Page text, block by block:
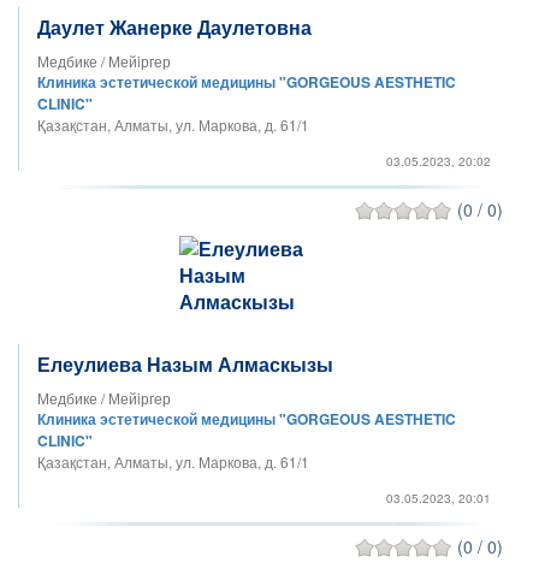
Даулет Жанерке Даулетовна
Медбике / Мейiргер
Клиника эстетической медицины "GORGEOUS AESTHETIC
CLINIC"
Қазақстан, Алматы, ул. Маркова, д. 61/1
03.05.2023, 20:02
(0 / 0)
Елеулиева Назым Алмаскызы
Медбике / Мейiргер
Клиника эстетической медицины "GORGEOUS AESTHETIC
CLINIC"
Қазақстан, Алматы, ул. Маркова, д. 61/1
03.05.2023, 20:01
(0 / 0)